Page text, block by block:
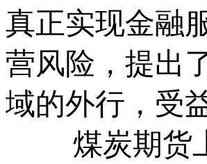
真正实现金融
营风险，提出
域的外行，受
煤炭期货上